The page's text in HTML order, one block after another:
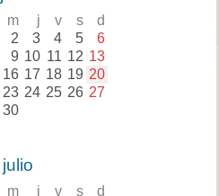
m j v s d
2 3 4 5 6
9 10 11 12 13
16 17 18 19 20
23 24 25 26 27
30
julio
m j v s d